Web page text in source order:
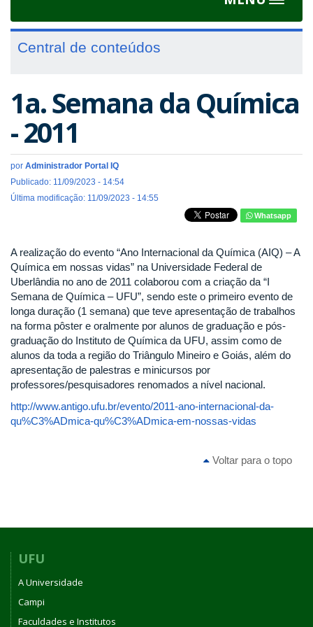
Central de conteúdos
1a. Semana da Química
- 2011
por Administrador Portal IQ
Publicado: 11/09/2023 - 14:54
Última modificação: 11/09/2023 - 14:55
Whatsapp
A realização do evento “Ano Internacional da Química (AIQ) – A
Química em nossas vidas” na Universidade Federal de
Uberlândia no ano de 2011 colaborou com a criação da “I
Semana de Química – UFU”, sendo este o primeiro evento de
longa duração (1 semana) que teve apresentação de trabalhos
na forma pôster e oralmente por alunos de graduação e pós-
graduação do Instituto de Química da UFU, assim como de
alunos da toda a região do Triângulo Mineiro e Goiás, além do
apresentação de palestras e minicursos por
professores/pesquisadores renomados a nível nacional.
http://www.antigo.ufu.br/evento/2011-ano-internacional-da-
qu%C3%ADmica-qu%C3%ADmica-em-nossas-vidas
Voltar para o topo
UFU
A Universidade
Campi
Faculdades e Institutos